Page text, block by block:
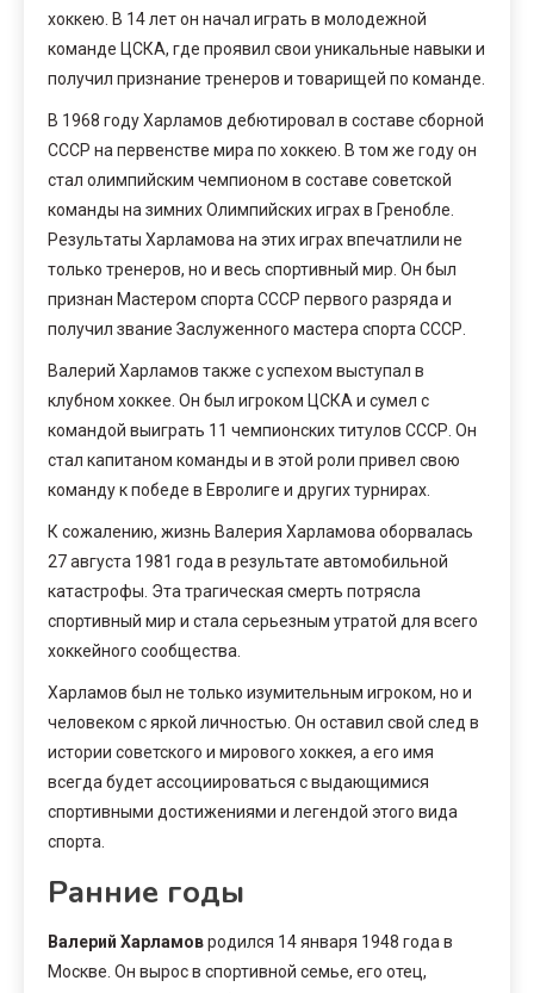
хоккею. В 14 лет он начал играть в молодежной
команде ЦСКА, где проявил свои уникальные навыки и
получил признание тренеров и товарищей по команде.
В 1968 году Харламов дебютировал в составе сборной
СССР на первенстве мира по хоккею. В том же году он
стал олимпийским чемпионом в составе советской
команды на зимних Олимпийских играх в Гренобле.
Результаты Харламова на этих играх впечатлили не
только тренеров, но и весь спортивный мир. Он был
признан Мастером спорта СССР первого разряда и
получил звание Заслуженного мастера спорта СССР.
Валерий Харламов также с успехом выступал в
клубном хоккее. Он был игроком ЦСКА и сумел с
командой выиграть 11 чемпионских титулов СССР. Он
стал капитаном команды и в этой роли привел свою
команду к победе в Евролиге и других турнирах.
К сожалению, жизнь Валерия Харламова оборвалась
27 августа 1981 года в результате автомобильной
катастрофы. Эта трагическая смерть потрясла
спортивный мир и стала серьезным утратой для всего
хоккейного сообщества.
Харламов был не только изумительным игроком, но и
человеком с яркой личностью. Он оставил свой след в
истории советского и мирового хоккея, а его имя
всегда будет ассоциироваться с выдающимися
спортивными достижениями и легендой этого вида
спорта.
Ранние годы
Валерий Харламовродился 14 января 1948 года в
Москве. Он вырос в спортивной семье, его отец,